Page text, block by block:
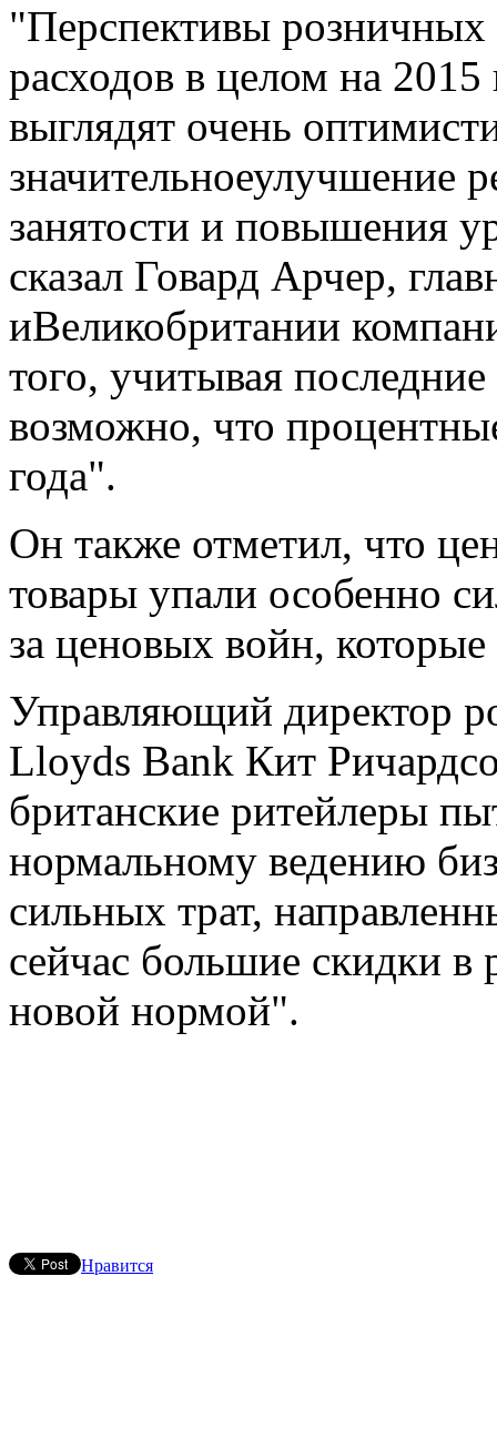
"Перспективы розничных
расходов в целом на
выглядят очень
значительноеулучшение
занятости и повышения
сказал Говард Арчер,
иВеликобритании
того, учитывая
возможно, что
года".
Он также отметил, что
товары упали особенно
за ценовых войн,
Управляющий директор
Lloyds Bank Кит
британские ритейлеры
нормальному ведению
сильных трат,
сейчас большие скидки в
новой нормой".
Нравится